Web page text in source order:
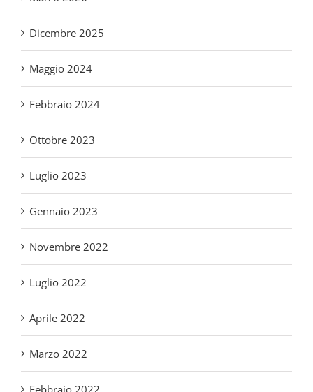
Febbraio 2024
Ottobre 2023
Luglio 2023
Gennaio 2023
Novembre 2022
Luglio 2022
Aprile 2022
Marzo 2022
Febbraio 2022
Gennaio 2022
Dicembre 2021